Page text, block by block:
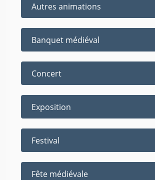
Autres animations
Banquet médiéval
Concert
Exposition
Festival
Fête médiévale